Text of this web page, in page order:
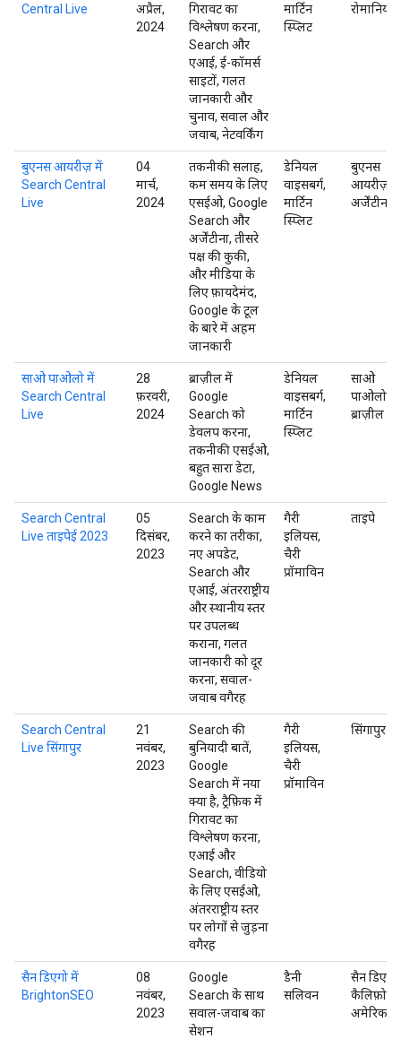
Central Live
अप्रैल,
2024
गिरावट का
विश्लेषण करना,
Search और
एआई, ई-कॉमर्स
साइटों, गलत
जानकारी और
चुनाव, सवाल और
जवाब, नेटवर्किंग
मार्टिन
स्प्लिट
रोमानिया
बुएनस आयरीज़ में
Search Central
Live
04
मार्च,
2024
तकनीकी सलाह,
कम समय के लिए
एसईओ, Google
Search और
अर्जेंटीना, तीसरे
पक्ष की कुकी,
और मीडिया के
लिए फ़ायदेमंद,
Google के टूल
के बारे में अहम
जानकारी
डेनियल
वाइसबर्ग,
मार्टिन
स्प्लिट
बुएनस
आयरीज़,
अर्जेंटीना
साओ पाओलो में
Search Central
Live
28
फ़रवरी,
2024
ब्राज़ील में
Google
Search को
डेवलप करना,
तकनीकी एसईओ,
बहुत सारा डेटा,
Google News
डेनियल
वाइसबर्ग,
मार्टिन
स्प्लिट
साओ
पाओलो,
ब्राज़ील
Search Central
Live ताइपेई 2023
05
दिसंबर,
2023
Search के काम
करने का तरीका,
नए अपडेट,
Search और
एआई, अंतरराष्ट्रीय
और स्थानीय स्तर
पर उपलब्ध
कराना, गलत
जानकारी को दूर
करना, सवाल-
जवाब वगैरह
गैरी
इलियस,
चैरी
प्रॉमाविन
ताइपे
Search Central
Live सिंगापुर
21
नवंबर,
2023
Search की
बुनियादी बातें,
Google
Search में नया
क्या है, ट्रैफ़िक में
गिरावट का
विश्लेषण करना,
एआई और
Search, वीडियो
के लिए एसईओ,
अंतरराष्ट्रीय स्तर
पर लोगों से जुड़ना
वगैरह
गैरी
इलियस,
चैरी
प्रॉमाविन
सिंगापुर
सैन डिएगो में
BrightonSEO
08
नवंबर,
2023
Google
Search के साथ
सवाल-जवाब का
सेशन
डैनी
सलिवन
सैन डिएगो,
अमेरिका